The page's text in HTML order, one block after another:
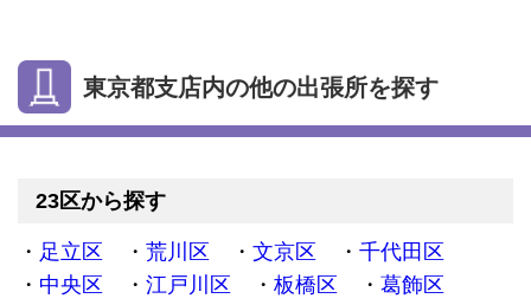
東京都支店内の他の出張所を探す
23区から探す
足立区 荒川区 文京区
千代田区
中央区
江戸川区 板橋区
葛飾区